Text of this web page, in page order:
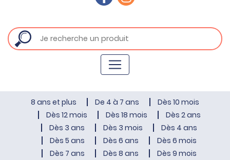
8 ans et plus De 4 à 7 ans
Dès 10 mois
Dès 12 mois
Dès 18 mois
Dès 2 ans
Dès 3 ans
Dès 3 mois
Dès 4 ans
Dès 5 ans
Dès 6 ans
Dès 6 mois
Dès 7 ans
Dès 8 ans
Dès 9 mois